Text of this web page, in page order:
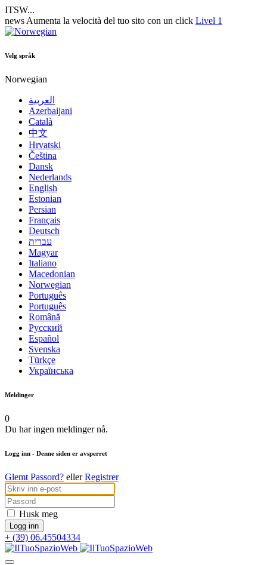
ITSW...
news Aumenta la velocità del tuo sito con un click Livel 1
Velg språk
Norwegian
العربية
Azerbaijani
Català
中文
Hrvatski
Čeština
Dansk
Nederlands
English
Estonian
Persian
Français
Deutsch
עברית
Magyar
Italiano
Macedonian
Norwegian
Português
Português
Română
Русский
Español
Svenska
Türkçe
Українська
Meldinger
0
Du har ingen meldinger nå.
Logg inn - Denne siden er avsperret
Glemt Passord? ellerRegistrer
Husk meg
+ (39) 06.45504334